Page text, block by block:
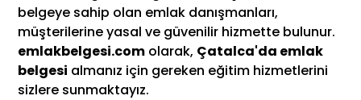
belgeye sahip olan emlak danışmanları,
müşterilerine yasal ve güvenilir hizmette bulunur.
emlakbelgesi.com olarak, Çatalca'da emlak
belgesi almanız için gereken eğitim hizmetlerini
sizlere sunmaktayız.